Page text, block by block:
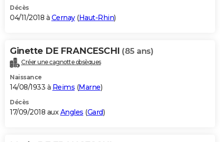
Décès
04/11/2018 à Cernay(Haut-Rhin)
Ginette DE FRANCESCHI (85 ans)
Créer une cagnotte obsèques
Naissance
14/08/1933 à Reims (Marne)
Décès
17/09/2018 auxAngles (Gard)